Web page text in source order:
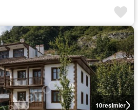
10resimler